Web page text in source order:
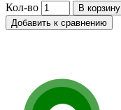
Кол-во В корзину
Добавить к сравнению